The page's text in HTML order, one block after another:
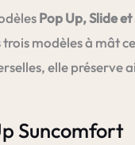
Pop Up, Slide et
modèles à mât
elle
Suncomfort